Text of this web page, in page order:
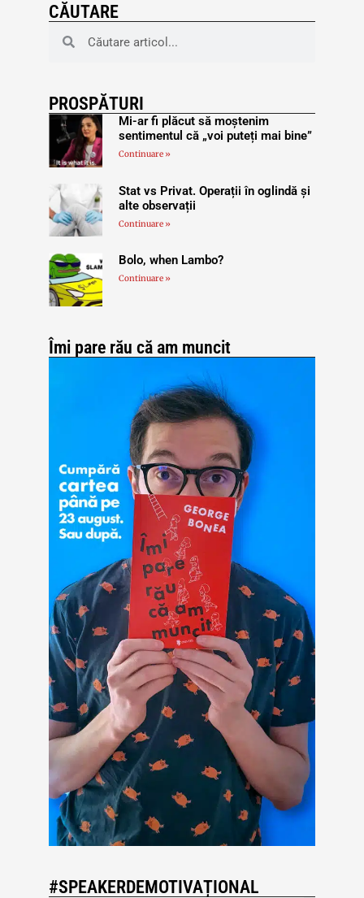
CĂUTARE
PROSPĂTURI
Mi-ar fi plăcut să moștenim
sentimentul că „voi puteți mai bine”
Continuare »
Stat vs Privat. Operații în oglindă și
alte observații
Continuare »
Bolo, when Lambo?
Continuare »
Îmi pare rău că am muncit
#SPEAKERDEMOTIVAȚIONAL